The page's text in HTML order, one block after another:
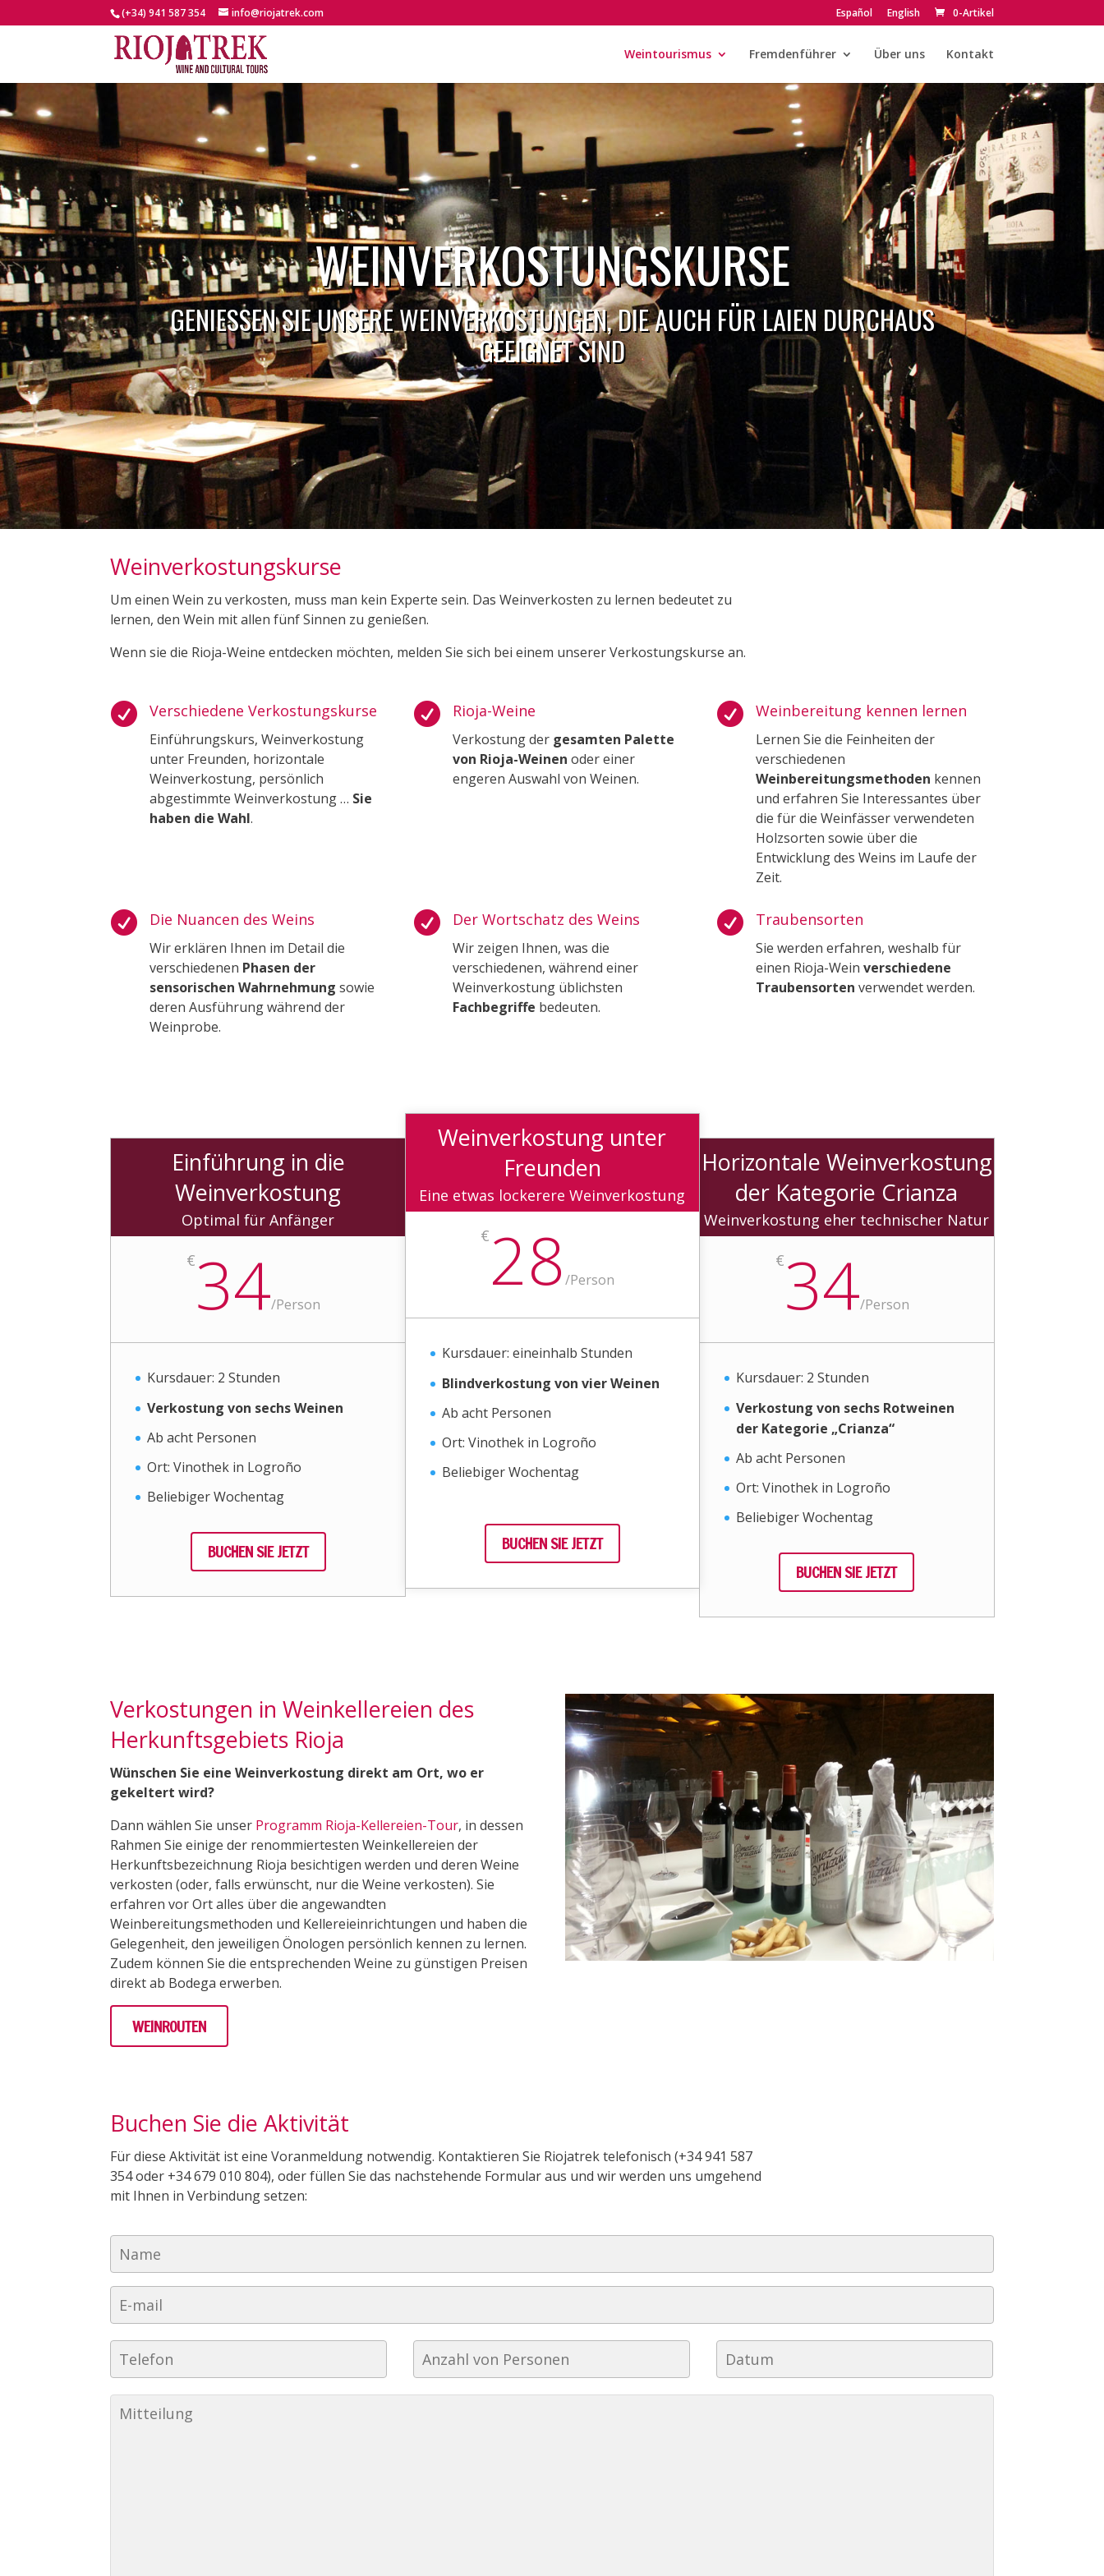
(+34) 941 587 354 info@riojatrek.com Español English 0-Artikel
Weintourismus Fremdenführer Über uns Kontakt
WEINVERKOSTUNGSKURSE
GENIESSEN SIE UNSERE WEINVERKOSTUNGEN, DIE AUCH FÜR LAIEN DURCHAUS
GEEIGNET SIND
Weinverkostungskurse
Um einen Wein zu verkosten, muss man kein Experte sein. Das Weinverkosten zu lernen bedeutet zu
lernen, den Wein mit allen fünf Sinnen zu genießen.
Wenn sie die Rioja-Weine entdecken möchten, melden Sie sich bei einem unserer Verkostungskurse an.
 Verschiedene Verkostungskurse
Einführungskurs, Weinverkostung
unter Freunden, horizontale
Weinverkostung, persönlich
abgestimmte Weinverkostung … Sie
haben die Wahl.
 Rioja-Weine
Verkostung der gesamten Palette
von Rioja-Weinen oder einer
engeren Auswahl von Weinen.
 Weinbereitung kennen lernen
Lernen Sie die Feinheiten der
verschiedenen
Weinbereitungsmethoden kennen
und erfahren Sie Interessantes über
die für die Weinfässer verwendeten
Holzsorten sowie über die
Entwicklung des Weins im Laufe der
Zeit.
 Die Nuancen des Weins
Wir erklären Ihnen im Detail die
verschiedenen Phasen der
sensorischen Wahrnehmung sowie
deren Ausführung während der
Weinprobe.
 Der Wortschatz des Weins
Wir zeigen Ihnen, was die
verschiedenen, während einer
Weinverkostung üblichsten
Fachbegriffe bedeuten.
 Traubensorten
Sie werden erfahren, weshalb für
einen Rioja-Weinverschiedene
Traubensorten verwendet werden.
Einführung in die
Weinverkostung
Optimal für Anfänger
€34/Person
Kursdauer: 2 Stunden
Verkostung von sechs Weinen
Ab acht Personen
Ort: Vinothek in Logroño
Beliebiger Wochentag
BUCHEN SIE JETZT
Weinverkostung unter
Freunden
Eine etwas lockerere Weinverkostung
€ 28/Person
Kursdauer: eineinhalb Stunden
Blindverkostung von vier Weinen
Ab acht Personen
Ort: Vinothek in Logroño
Beliebiger Wochentag
BUCHEN SIE JETZT
Horizontale Weinverkostung
der Kategorie Crianza
Weinverkostung eher technischer Natur
€34/Person
Kursdauer: 2 Stunden
Verkostung von sechs Rotweinen
der Kategorie „Crianza“
Ab acht Personen
Ort: Vinothek in Logroño
Beliebiger Wochentag
BUCHEN SIE JETZT
Verkostungen in Weinkellereien des
Herkunftsgebiets Rioja
Wünschen Sie eine Weinverkostung direkt am Ort, wo er
gekeltert wird?
Dann wählen Sie unser Programm Rioja-Kellereien-Tour, in dessen
Rahmen Sie einige der renommiertesten Weinkellereien der
Herkunftsbezeichnung Rioja besichtigen werden und deren Weine
verkosten (oder, falls erwünscht, nur die Weine verkosten). Sie
erfahren vor Ort alles über die angewandten
Weinbereitungsmethoden und Kellereieinrichtungen und haben die
Gelegenheit, den jeweiligen Önologen persönlich kennen zu lernen.
Zudem können Sie die entsprechenden Weine zu günstigen Preisen
direkt ab Bodega erwerben.
WEINROUTEN
Buchen Sie die Aktivität
Für diese Aktivität ist eine Voranmeldung notwendig. Kontaktieren Sie Riojatrek telefonisch (+34 941 587
354 oder +34 679 010 804), oder füllen Sie das nachstehende Formular aus und wir werden uns umgehend
mit Ihnen in Verbindung setzen: